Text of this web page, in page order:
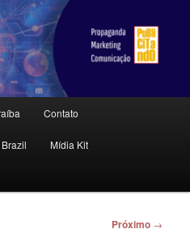
Contato
Mídia Kit
Próximo →